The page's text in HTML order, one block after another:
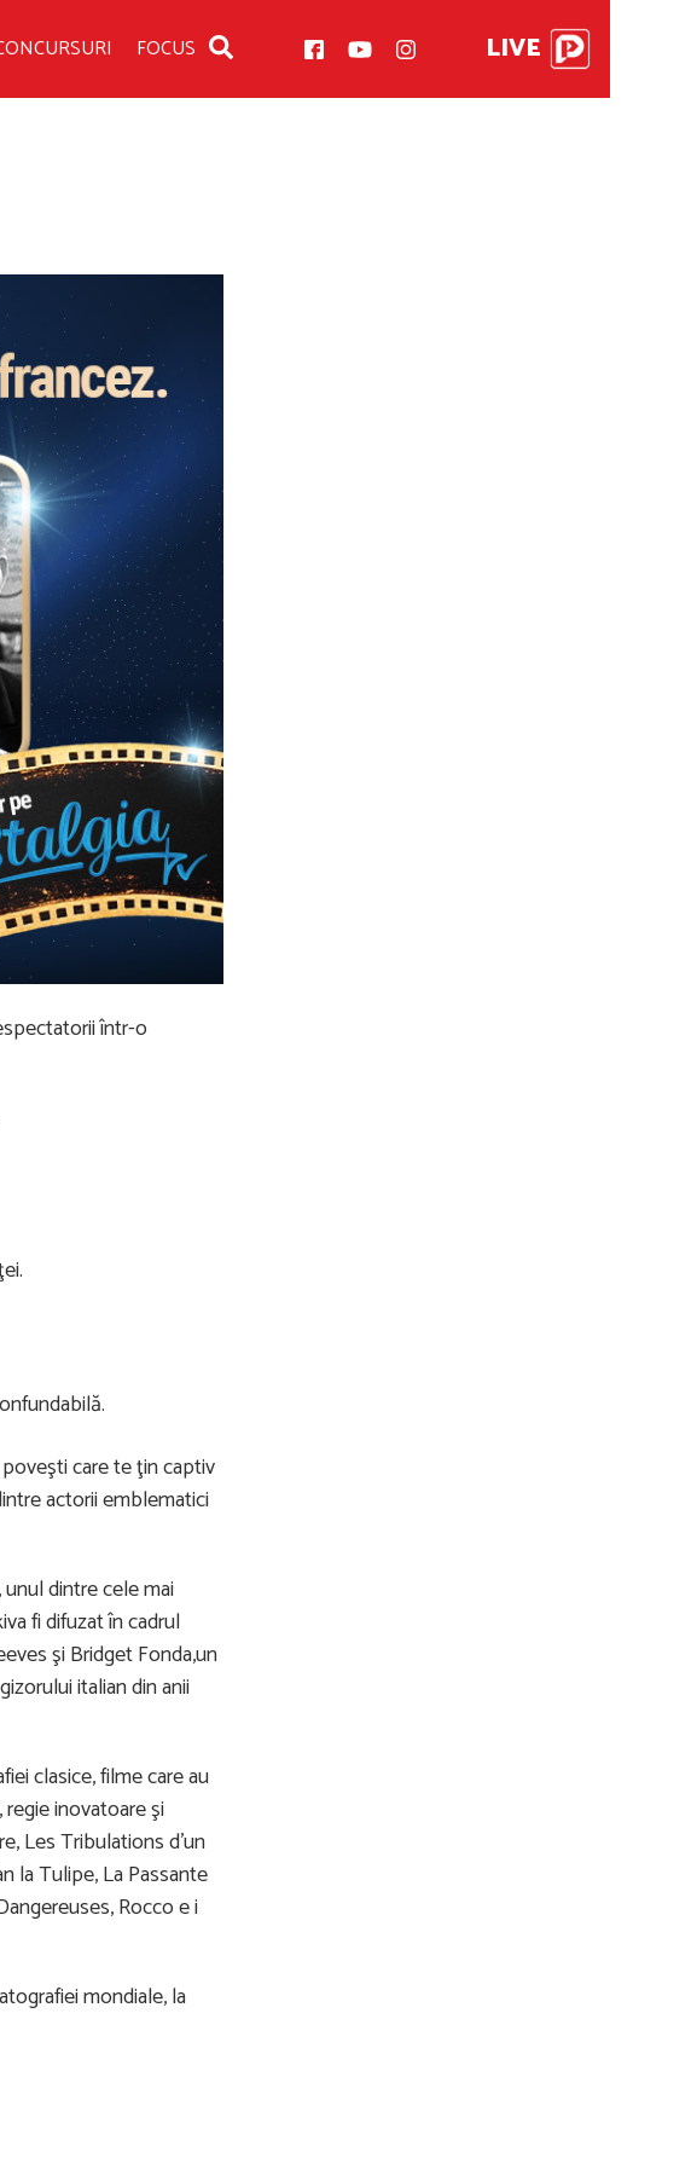
LIVE
FOCUS
într-o
care te ţin captiv
actorii emblematici
dintre cele mai
fi difuzat în cadrul
şi Bridget Fonda,un
italian din anii
clasice, filme care au
inovatoare şi
Les Tribulations d’un
la Tulipe, La Passante
Rocco e i
mondiale, la